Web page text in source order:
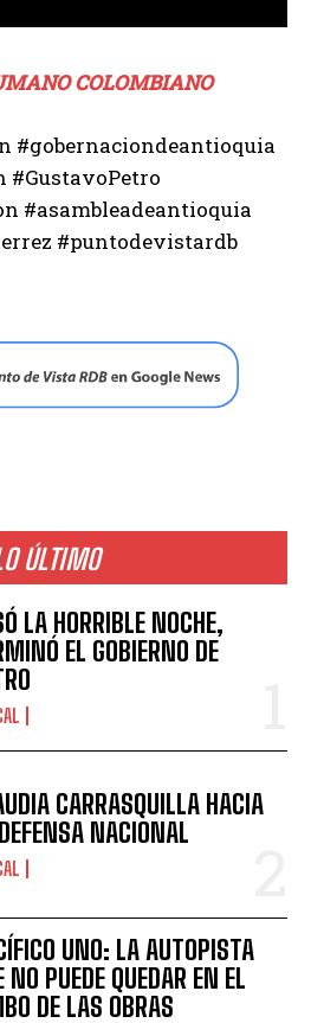
COLOMBIANO
#gobernaciondeantioquia
#GustavoPetro
#asambleadeantioquia
#puntodevistardb
ÚLTIMO
LA HORRIBLE NOCHE,
EL GOBIERNO DE
CARRASQUILLA HACIA
NACIONAL
UNO: LA AUTOPISTA
NO PUEDE QUEDAR EN EL
DE LAS OBRAS